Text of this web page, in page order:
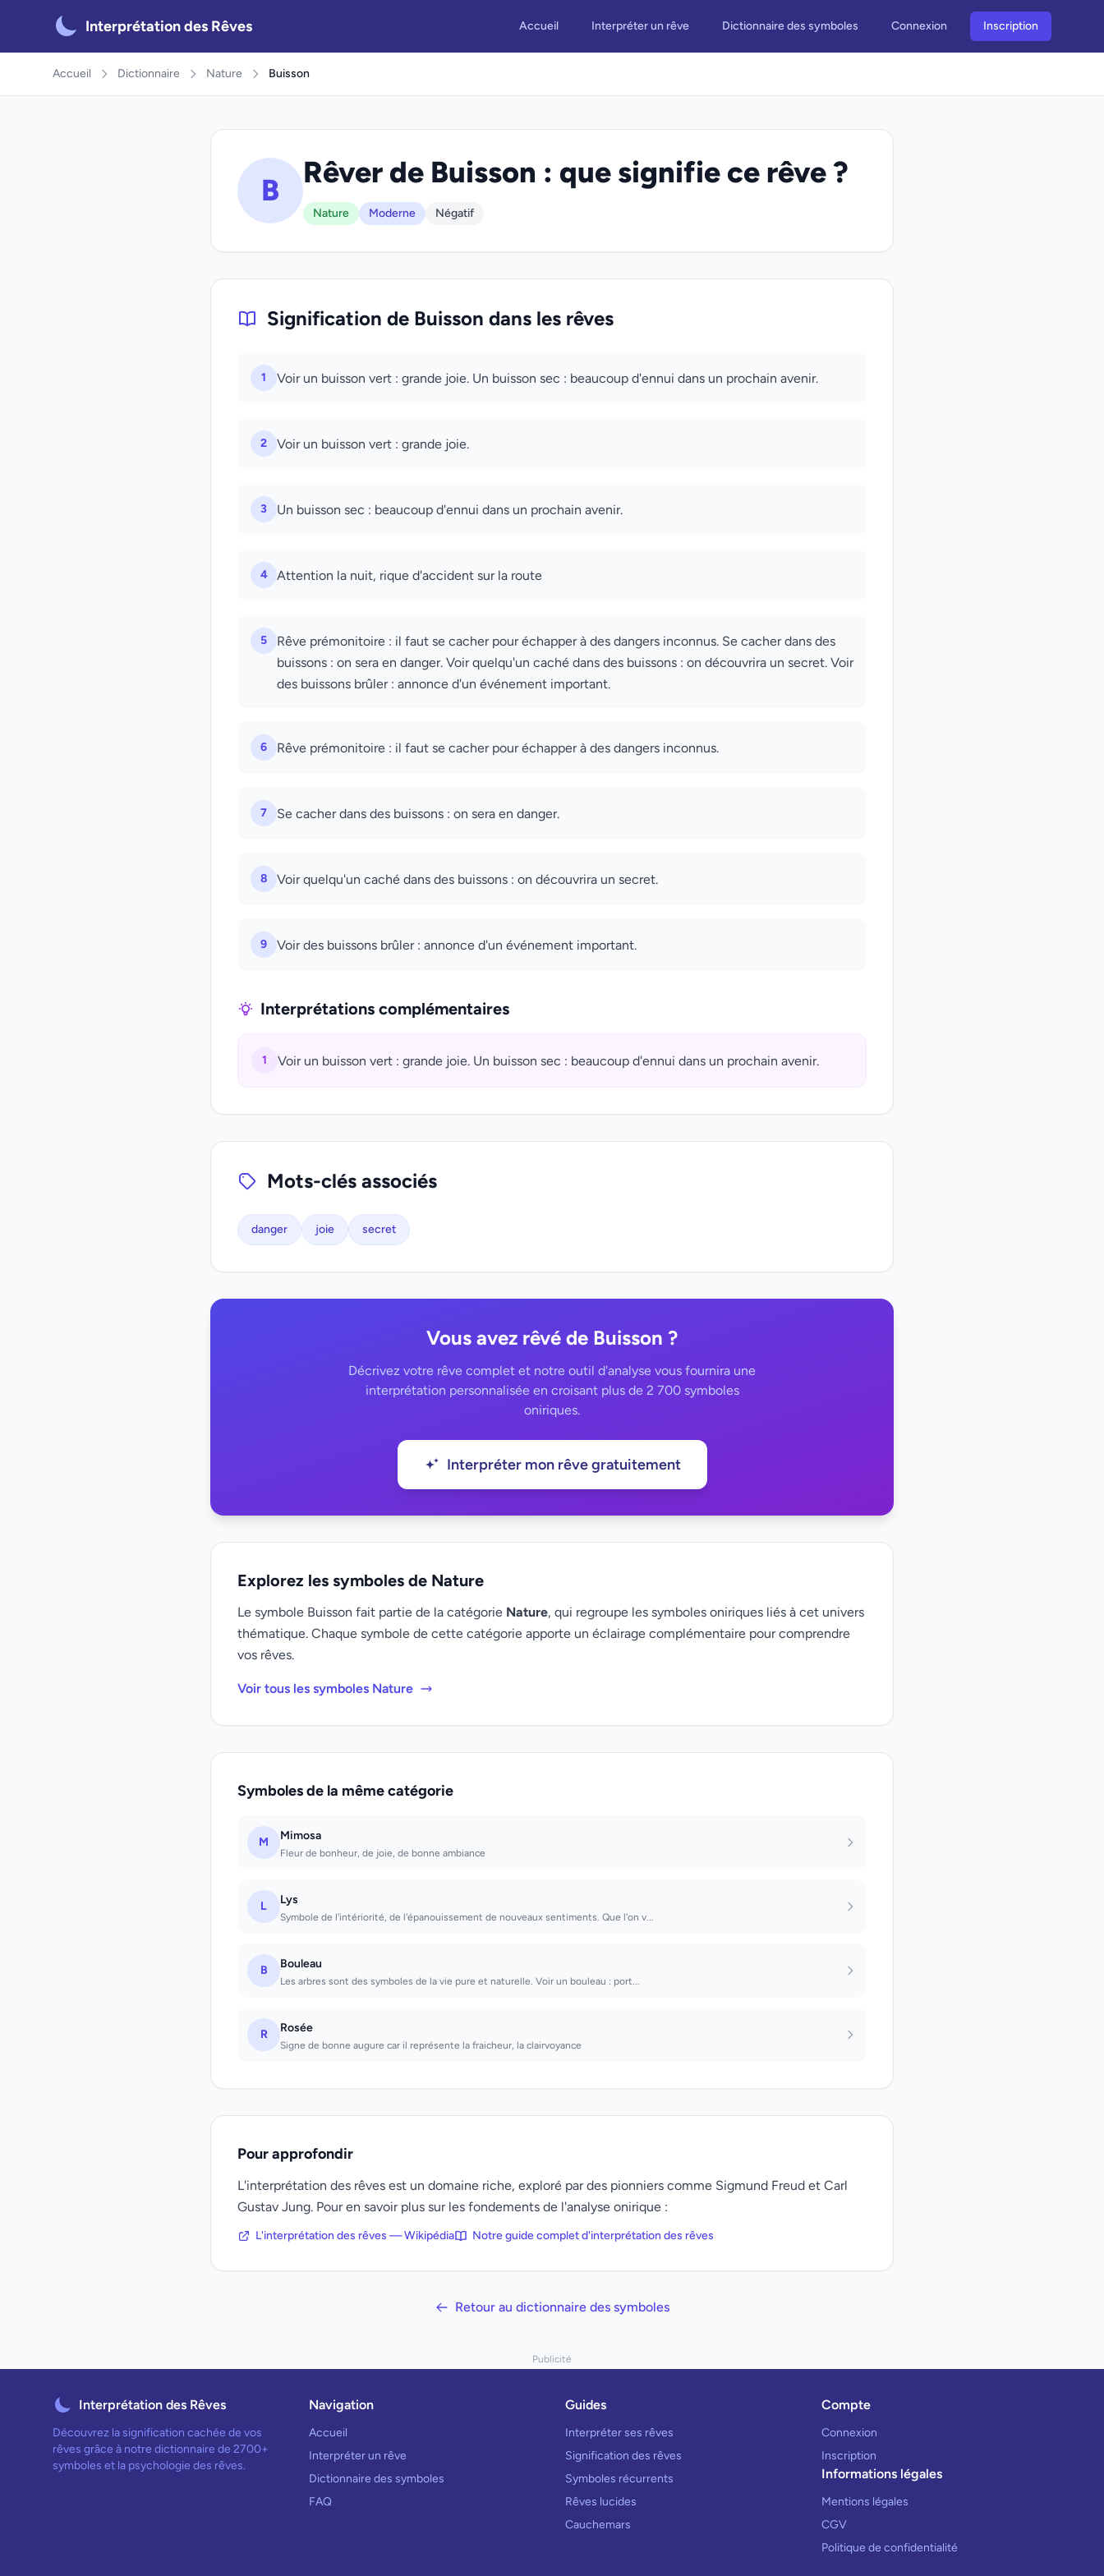
Interprétation des Rêves Accueil Interpréter un rêve Dictionnaire des symboles Connexion Inscription
Accueil Dictionnaire Nature Buisson
B
Rêver de Buisson : que signifie ce rêve ?
Nature Moderne Négatif
Signification de Buisson dans les rêves
1 Voir un buisson vert : grande joie. Un buisson sec : beaucoup d'ennui dans un prochain avenir.
2 Voir un buisson vert : grande joie.
3 Un buisson sec : beaucoup d'ennui dans un prochain avenir.
4 Attention la nuit, rique d'accident sur la route
5
Rêve prémonitoire : il faut se cacher pour échapper à des dangers inconnus. Se cacher dans des
buissons : on sera en danger. Voir quelqu'un caché dans des buissons : on découvrira un secret. Voir
des buissons brûler : annonce d'un événement important.
6 Rêve prémonitoire : il faut se cacher pour échapper à des dangers inconnus.
7 Se cacher dans des buissons : on sera en danger.
8 Voir quelqu'un caché dans des buissons : on découvrira un secret.
9 Voir des buissons brûler : annonce d'un événement important.
Interprétations complémentaires
1 Voir un buisson vert : grande joie. Un buisson sec : beaucoup d'ennui dans un prochain avenir.
Mots-clés associés
danger joie secret
Vous avez rêvé de Buisson ?
Décrivez votre rêve complet et notre outil d'analyse vous fournira une
interprétation personnalisée en croisant plus de 2 700 symboles
oniriques.
Interpréter mon rêve gratuitement
Explorez les symboles de Nature
Le symbole Buisson fait partie de la catégorie Nature, qui regroupe les symboles oniriques liés à cet univers
thématique. Chaque symbole de cette catégorie apporte un éclairage complémentaire pour comprendre
vos rêves.
Voir tous les symboles Nature
Symboles de la même catégorie
M Mimosa
Fleur de bonheur, de joie, de bonne ambiance
L Lys
Symbole de l'intériorité, de l'épanouissement de nouveaux sentiments. Que l'on v...
B Bouleau
Les arbres sont des symboles de la vie pure et naturelle. Voir un bouleau : port...
R Rosée
Signe de bonne augure car il représente la fraicheur, la clairvoyance
Pour approfondir
L'interprétation des rêves est un domaine riche, exploré par des pionniers comme Sigmund Freud et Carl
Gustav Jung. Pour en savoir plus sur les fondements de l'analyse onirique :
L'interprétation des rêves — Wikipédia Notre guide complet d'interprétation des rêves
Retour au dictionnaire des symboles
Publicité
Interprétation des Rêves
Découvrez la signification cachée de vos
rêves grâce à notre dictionnaire de 2700+
symboles et la psychologie des rêves.
Navigation
Accueil
Interpréter un rêve
Dictionnaire des symboles
FAQ
Guides
Interpréter ses rêves
Signification des rêves
Symboles récurrents
Rêves lucides
Cauchemars
Compte
Connexion
Inscription
Informations légales
Mentions légales
CGV
Politique de confidentialité